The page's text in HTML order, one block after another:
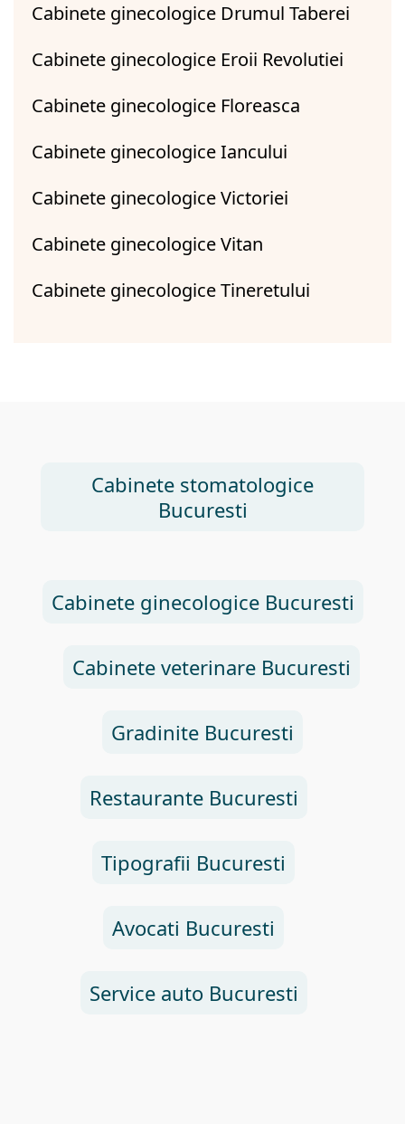
Cabinete ginecologice Drumul Taberei
Cabinete ginecologice Eroii Revolutiei
Cabinete ginecologice Floreasca
Cabinete ginecologice Iancului
Cabinete ginecologice Victoriei
Cabinete ginecologice Vitan
Cabinete ginecologice Tineretului
Cabinete stomatologice
Bucuresti
Cabinete ginecologice Bucuresti
Cabinete veterinare Bucuresti
Gradinite Bucuresti
Restaurante Bucuresti
Tipografii Bucuresti
Avocati Bucuresti
Service auto Bucuresti